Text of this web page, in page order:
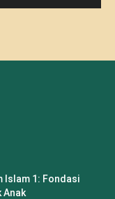
Islam 1: Fondasi
Anak